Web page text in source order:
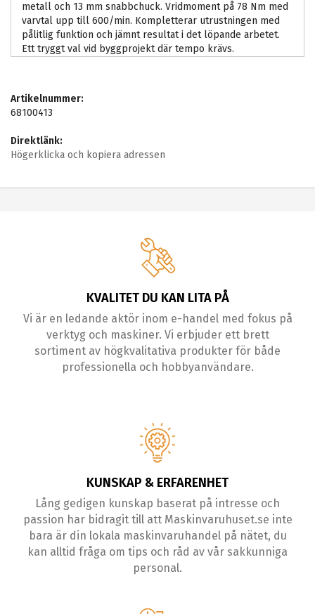
metall och 13 mm snabbchuck. Vridmoment på 78 Nm med
varvtal upp till 600/min. Kompletterar utrustningen med
pålitlig funktion och jämnt resultat i det löpande arbetet.
Ett tryggt val vid byggprojekt där tempo krävs.
Artikelnummer:
68100413
Direktlänk:
Högerklicka och kopiera adressen
KVALITET DU KAN LITA PÅ
Vi är en ledande aktör inom e-handel med fokus på
verktyg och maskiner. Vi erbjuder ett brett
sortiment av högkvalitativa produkter för både
professionella och hobbyanvändare.
KUNSKAP & ERFARENHET
Lång gedigen kunskap baserat på intresse och
passion har bidragit till att Maskinvaruhuset.se inte
bara är din lokala maskinvaruhandel på nätet, du
kan alltid fråga om tips och råd av vår sakkunniga
personal.